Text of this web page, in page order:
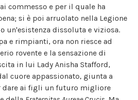
commesso e per il quale ha
si è poi arruolato nella Legione
un'esistenza dissoluta e viziosa.
e rimpianti, ora non riesce ad
rovente e la sensazione di
in lui Lady Anisha Stafford,
cuore appassionato, giunta a
dare ai figli un futuro migliore